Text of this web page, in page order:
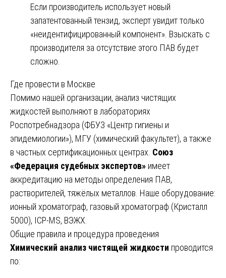
Если производитель использует новый
запатентованный тензид, эксперт увидит только
«неидентифицированный компонент». Взыскать с
производителя за отсутствие этого ПАВ будет
сложно.
Где провести в Москве
Помимо нашей организации, анализ чистящих
жидкостей выполняют в лабораториях
Роспотребнадзора (ФБУЗ «Центр гигиены и
эпидемиологии»), МГУ (химический факультет), а также
в частных сертификационных центрах. Союз
«Федерация судебных экспертов» имеет
аккредитацию на методы определения ПАВ,
растворителей, тяжёлых металлов. Наше оборудование:
ионный хроматограф, газовый хроматограф (Кристалл
5000), ICP-MS, ВЭЖХ.
Общие правила и процедура проведения
Химический анализ чистящей жидкости проводится
по: